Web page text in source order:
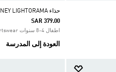
حذاء DISNEY LIGHTORAMA ميني ماوس من أديداس
SAR 379.00
اطفال 4-8 سنوات Sportswear
العودة إلى المدرسة